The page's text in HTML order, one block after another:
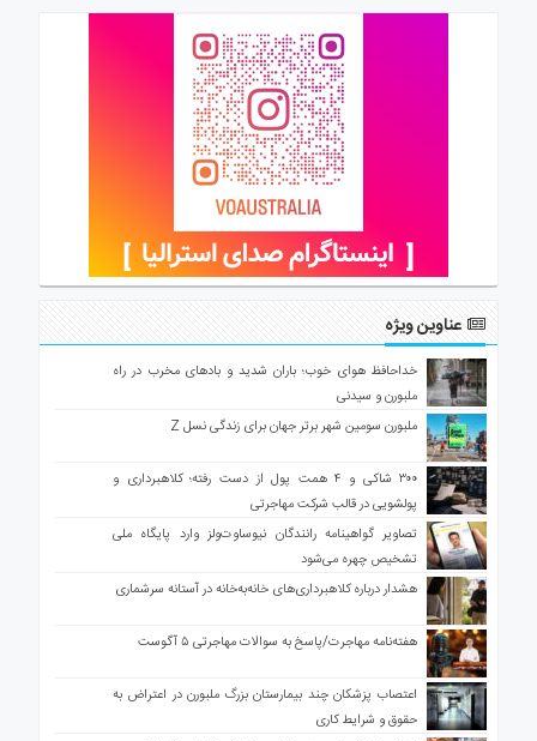
عناوین ویژه
خداحافظ هوای خوب؛ باران شدید و بادهای مخرب در راه
ملبورن و سیدنی
ملبورن سومین شهر برتر جهان برای زندگی نسل Z
۳۰۰ شاکی و ۴ همت پول از دست رفته؛ کلاهبرداری و
پولشویی در قالب شرکت مهاجرتی
تصاویر گواهینامه رانندگان نیوساوت‌ولز وارد پایگاه ملی
تشخیص چهره می‌شود
هشدار درباره کلاهبرداری‌های خانه‌به‌خانه در آستانه سرشماری
هفته‌نامه مهاجرت/پاسخ به سوالات مهاجرتی ۵ آگوست
اعتصاب پزشکان چند بیمارستان بزرگ ملبورن در اعتراض به
حقوق و شرایط کاری